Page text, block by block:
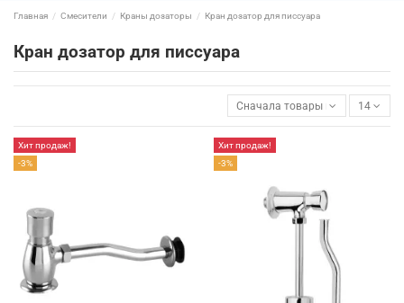
Главная Смесители Краны дозаторы Кран дозатор для писсуара
Кран дозатор для писсуара
Сначала товары в наличии
14
Хит продаж!
-3%
Хит продаж!
-3%